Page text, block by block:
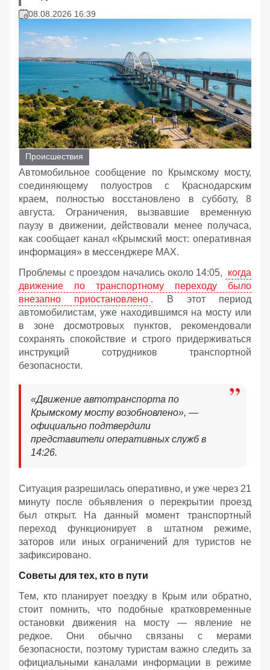
08.08.2026 16:39
Происшествия
Автомобильное сообщение по Крымскому мосту,
соединяющему полуостров с Краснодарским
краем, полностью восстановлено в субботу, 8
августа. Ограничения, вызвавшие временную
паузу в движении, действовали менее получаса,
как сообщает канал «Крымский мост: оперативная
информация» в мессенджере MAX.
Проблемы с проездом начались около 14:05,
когда
движение по транспортному переходу было
внезапно приостановлено . В этот период
автомобилистам, уже находившимся на мосту или
в зоне досмотровых пунктов, рекомендовали
сохранять спокойствие и строго придерживаться
инструкций сотрудников транспортной
безопасности.
«Движение автотранспорта по
Крымскому мосту возобновлено», —
официально подтвердили
представители оперативных служб в
14:26.
Ситуация разрешилась оперативно, и уже через 21
минуту после объявления о перекрытии проезд
был открыт. На данный момент транспортный
переход функционирует в штатном режиме,
заторов или иных ограничений для туристов не
зафиксировано.
Советы для тех, кто в пути
Тем, кто планирует поездку в Крым или обратно,
стоит помнить, что подобные кратковременные
остановки движения на мосту — явление не
редкое. Они обычно связаны с мерами
безопасности, поэтому туристам важно следить за
официальными каналами информации в режиме